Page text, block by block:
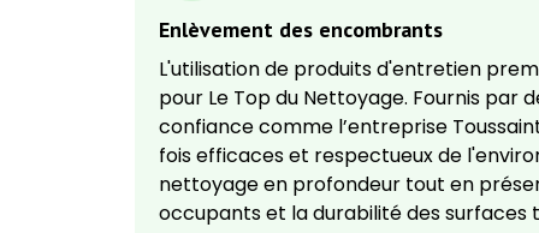
Enlèvement des encombrants
L'utilisation de produits d'entretien
pour Le Top du Nettoyage. Fournis par
confiance comme l’entreprise
fois efficaces et respectueux de
nettoyage en profondeur tout en
occupants et la durabilité des surfaces